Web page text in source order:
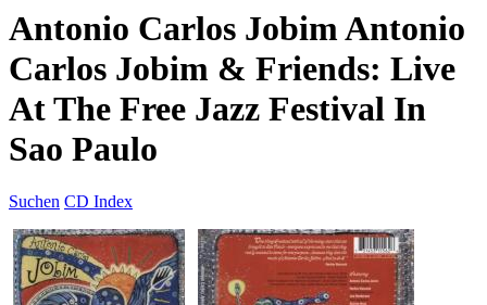
Antonio Carlos Jobim Antonio
Carlos Jobim & Friends: Live
At The Free Jazz Festival In
Sao Paulo
Suchen CD Index